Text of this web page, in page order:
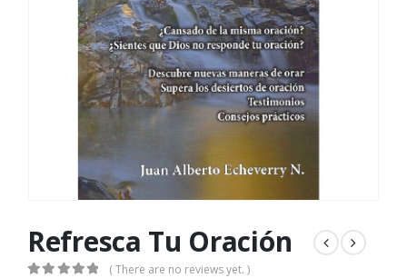
Refresca Tu Oración
( There are no reviews yet. )